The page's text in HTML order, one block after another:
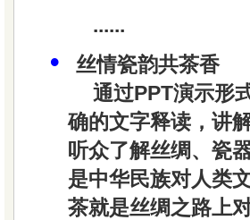
......
•
丝情瓷韵共茶香
通过PPT演示形
确的文字释读，讲
听众了解丝绸、瓷
是中华民族对人类
茶就是丝绸之路上